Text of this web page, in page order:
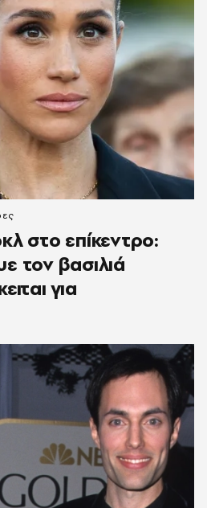
στο επίκεντρο:
τον βασιλιά
για